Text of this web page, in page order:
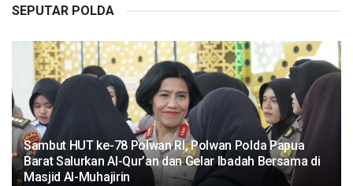
SEPUTAR POLDA
Sambut HUT ke-78 Polwan RI, Polwan Polda Papua
Barat Salurkan Al-Qur’an dan Gelar Ibadah Bersama di
Masjid Al-Muhajirin